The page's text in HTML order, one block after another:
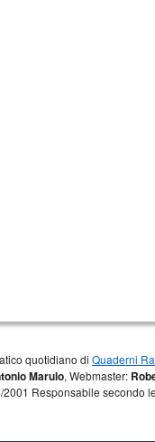
quotidiano di Quaderni
Marulo, Webmaster:
Responsabile secondo